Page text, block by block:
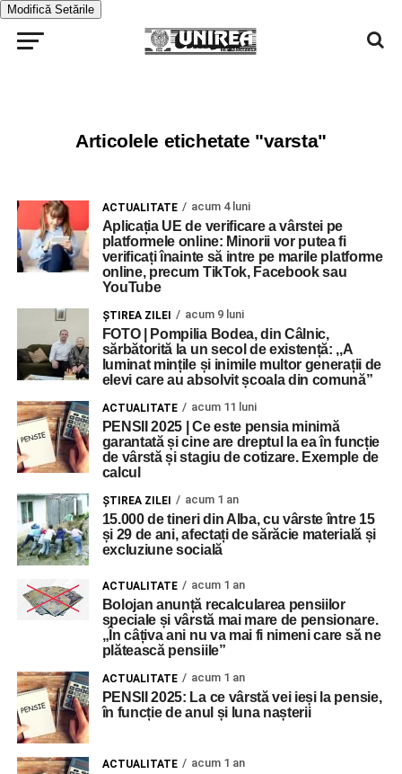
Modifică Setările
Articolele etichetate "varsta"
ACTUALITATE acum 4 luni
Aplicația UE de verificare a vârstei pe
platformele online: Minorii vor putea fi
verificați înainte să intre pe marile platforme
online, precum TikTok, Facebook sau
YouTube
ŞTIREA ZILEI acum 9 luni
FOTO | Pompilia Bodea, din Câlnic,
sărbătorită la un secol de existență: ,,A
luminat mințile și inimile multor generații de
elevi care au absolvit școala din comună”
ACTUALITATE acum 11 luni
PENSII 2025 | Ce este pensia minimă
garantată și cine are dreptul la ea în funcție
de vârstă și stagiu de cotizare. Exemple de
calcul
ŞTIREA ZILEI acum 1 an
15.000 de tineri din Alba, cu vârste între 15
și 29 de ani, afectați de sărăcie materială și
excluziune socială
ACTUALITATE acum 1 an
Bolojan anunță recalcularea pensiilor
speciale și vârstă mai mare de pensionare.
„În câțiva ani nu va mai fi nimeni care să ne
plătească pensiile”
ACTUALITATE acum 1 an
PENSII 2025: La ce vârstă vei ieși la pensie,
în funcție de anul și luna nașterii
ACTUALITATE acum 1 an